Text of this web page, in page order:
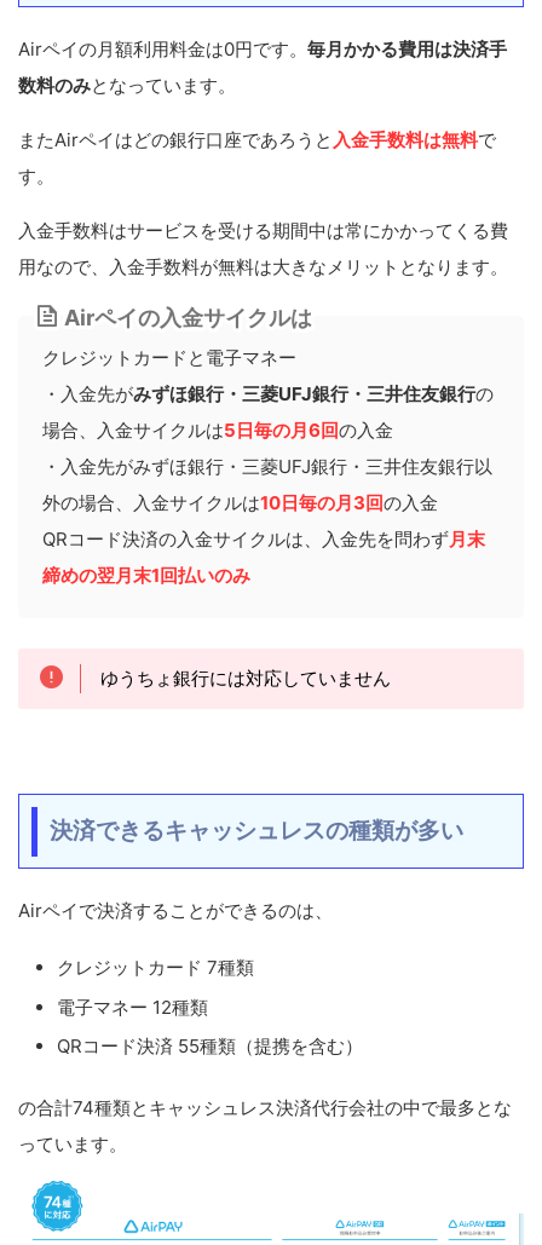
Airペイの月額利用料金は0円です。 毎月かかる費用は決済手
数料のみとなっています。
またAirペイはどの銀行口座であろうと 入金手数料は無料で
す。
入金手数料はサービスを受ける期間中は常にかかってくる費
用なので、入金手数料が無料は大きなメリットとなります。
Airペイの入金サイクルは
クレジットカードと電子マネー
・入金先がみずほ銀行・三菱UFJ銀行・三井住友銀行の
場合、入金サイクルは5日毎の月6回の入金
・入金先がみずほ銀行・三菱UFJ銀行・三井住友銀行以
外の場合、入金サイクルは10日毎の月3回の入金
QRコード決済の入金サイクルは、入金先を問わず月末
締めの翌月末1回払いのみ
ゆうちょ銀行には対応していません
決済できるキャッシュレスの種類が多い
Airペイで決済することができるのは、
クレジットカード 7種類
電子マネー 12種類
QRコード決済 55種類（提携を含む）
の合計74種類とキャッシュレス決済代行会社の中で最多とな
っています。